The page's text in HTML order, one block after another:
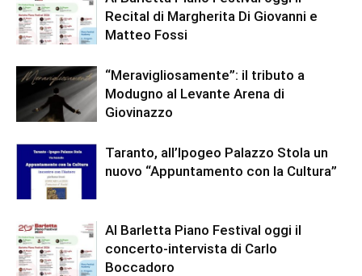
Recital di Margherita Di Giovanni e
Matteo Fossi
“Meravigliosamente”: il tributo a
Modugno al Levante Arena di
Giovinazzo
Taranto, all’Ipogeo Palazzo Stola un
nuovo “Appuntamento con la Cultura”
Al Barletta Piano Festival oggi il
concerto-intervista di Carlo
Boccadoro